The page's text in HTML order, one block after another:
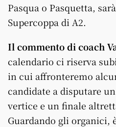
Pasqua o Pasquetta,
Supercoppa di A2.
Il commento di coach
calendario ci riserva
in cui affronteremo
candidate a disputare
vertice e un finale
Guardando gli organici,